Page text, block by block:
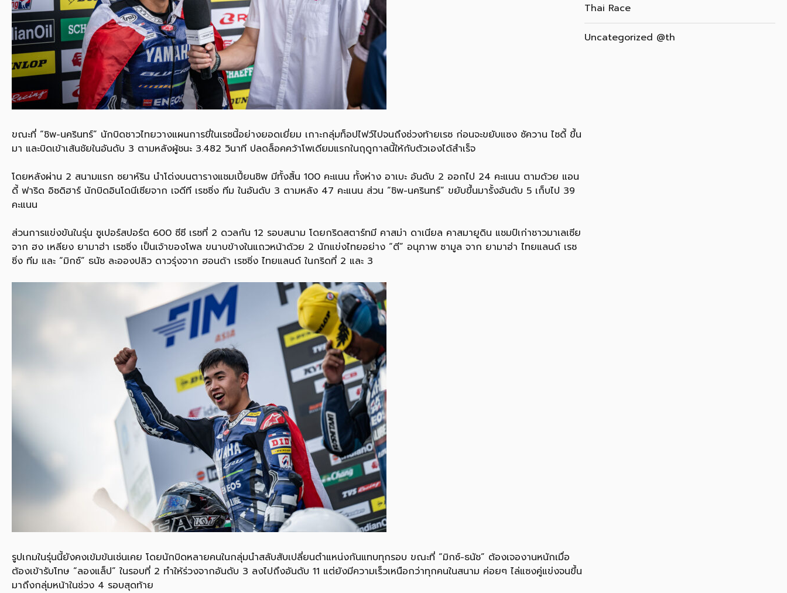
ขณะที่ “ชิพ-นครินทร์” นักบิดชาวไทยวางแผนการขี่ในเรซนี้อย่างยอดเยี่ยม เกาะกลุ่มท็อปไฟว์ไปจนถึงช่วงท้ายเรซ ก่อนจะขยับแซง ซัควาน ไซดี้ ขึ้น
มา และบิดเข้าเส้นชัยในอันดับ 3 ตามหลังผู้ชนะ 3.482 วินาที ปลดล็อคคว้าโพเดียมแรกในฤดูกาลนี้ให้กับตัวเองได้สำเร็จ
โดยหลังผ่าน 2 สนามแรก ซยาห์ริน นำโด่งบนตารางแชมเปี้ยนชิพ มีทั้งสิ้น 100 คะแนน ทั้งห่าง อาเบะ อันดับ 2 ออกไป 24 คะแนน ตามด้วย แอน
ดี้ ฟาริด อิซดิฮาร์ นักบิดอินโดนีเซียจาก เจดีที เรซซิ่ง ทีม ในอันดับ 3 ตามหลัง 47 คะแนน ส่วน “ชิพ-นครินทร์” ขยับขึ้นมารั้งอันดับ 5 เก็บไป 39
คะแนน
ส่วนการแข่งขันในรุ่น ซูเปอร์สปอร์ต 600 ซีซี เรซที่ 2 ดวลกัน 12 รอบสนาม โดยกริดสตาร์ทมี คาสม่า ดาเนียล คาสมายูดิน แชมป์เก่าชาวมาเลเซีย
จาก ฮง เหลียง ยามาฮ่า เรซซิ่ง เป็นเจ้าของโพล ขนาบข้างในแถวหน้าด้วย 2 นักแข่งไทยอย่าง “ตี” อนุภาพ ซามูล จาก ยามาฮ่า ไทยแลนด์ เรซ
ซิ่ง ทีม และ “มิกซ์” ธนัช ละอองปลิว ดาวรุ่งจาก ฮอนด้า เรซซิ่ง ไทยแลนด์ ในกริดที่ 2 และ 3
รูปเกมในรุ่นนี้ยังคงเข้มข้นเช่นเคย โดยนักบิดหลายคนในกลุ่มนำสลับสับเปลี่ยนตำแหน่งกันแทบทุกรอบ ขณะที่ “มิกซ์-ธนัช” ต้องเจองานหนักเมื่อ
ต้องเข้ารับโทษ “ลองแล็ป” ในรอบที่ 2 ทำให้ร่วงจากอันดับ 3 ลงไปถึงอันดับ 11 แต่ยังมีความเร็วเหนือกว่าทุกคนในสนาม ค่อยๆ ไล่แซงคู่แข่งจนขึ้น
มาถึงกลุ่มหน้าในช่วง 4 รอบสุดท้าย
Thai Race
Uncategorized @th